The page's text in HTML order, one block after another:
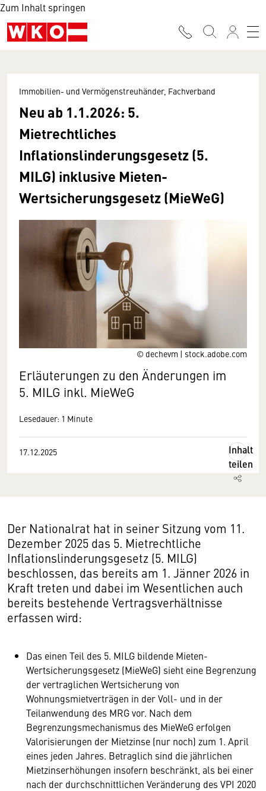
Zum Inhalt springen
© dechevm | stock.adobe.com
Immobilien- und Vermögenstreuhänder, Fachverband
Neu ab 1.1.2026: 5.
Mietrechtliches
Inflationslinderungsgesetz (5.
MILG) inklusive Mieten-
Wertsicherungsgesetz (MieWeG)
Erläuterungen zu den Änderungen im
5. MILG inkl. MieWeG
Lesedauer: 1 Minute
17.12.2025
Inhalt
teilen
Der Nationalrat hat in seiner Sitzung vom 11.
Dezember 2025 das 5. Mietrechtliche
Inflationslinderungsgesetz (5. MILG)
beschlossen, das bereits am 1. Jänner 2026 in
Kraft treten und dabei im Wesentlichen auch
bereits bestehende Vertragsverhältnisse
erfassen wird:
Das einen Teil des 5. MILG bildende Mieten-
Wertsicherungsgesetz (MieWeG) sieht eine Begrenzung
der vertraglichen Wertsicherung von
Wohnungsmietverträgen in der Voll- und in der
Teilanwendung des MRG vor. Nach dem
Begrenzungsmechanismus des MieWeG erfolgen
Valorisierungen der Mietzinse (nur noch) zum 1. April
eines jeden Jahres. Betraglich sind die jährlichen
Mietzinserhöhungen insofern beschränkt, als bei einer
nach der durchschnittlichen Veränderung des VPI 2020